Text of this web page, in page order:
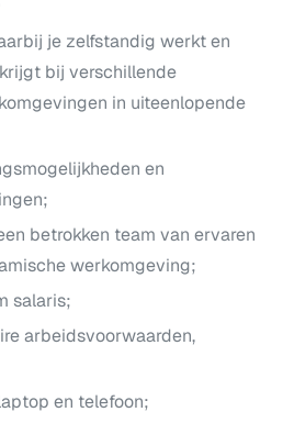
je zelfstandig werkt en
bij verschillende
in uiteenlopende
en
betrokken team van ervaren
werkomgeving;
salaris;
arbeidsvoorwaarden,
en telefoon;